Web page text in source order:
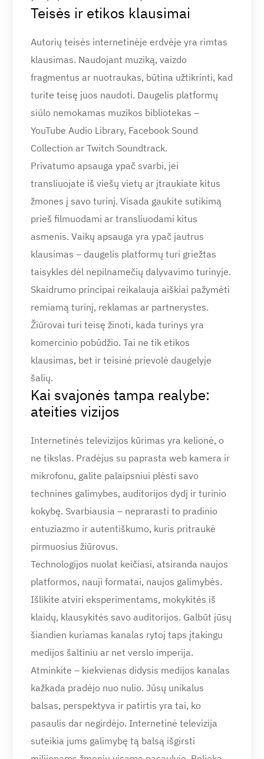
Teisės ir etikos klausimai
Autorių teisės internetinėje erdvėje yra rimtas
klausimas. Naudojant muziką, vaizdo
fragmentus ar nuotraukas, būtina užtikrinti, kad
turite teisę juos naudoti. Daugelis platformų
siūlo nemokamas muzikos bibliotekas –
YouTube Audio Library, Facebook Sound
Collection ar Twitch Soundtrack.
Privatumo apsauga ypač svarbi, jei
transliuojate iš viešų vietų ar įtraukiate kitus
žmones į savo turinį. Visada gaukite sutikimą
prieš filmuodami ar transliuodami kitus
asmenis. Vaikų apsauga yra ypač jautrus
klausimas – daugelis platformų turi griežtas
taisykles dėl nepilnamečių dalyvavimo turinyje.
Skaidrumo principai reikalauja aiškiai pažymėti
remiamą turinį, reklamas ar partnerystes.
Žiūrovai turi teisę žinoti, kada turinys yra
komercinio pobūdžio. Tai ne tik etikos
klausimas, bet ir teisinė prievolė daugelyje
šalių.
Kai svajonės tampa realybe:
ateities vizijos
Internetinės televizijos kūrimas yra kelionė, o
ne tikslas. Pradėjus su paprasta web kamera ir
mikrofonu, galite palaipsniui plėsti savo
technines galimybes, auditorijos dydį ir turinio
kokybę. Svarbiausia – neprarasti to pradinio
entuziazmo ir autentiškumo, kuris pritraukė
pirmuosius žiūrovus.
Technologijos nuolat keičiasi, atsiranda naujos
platformos, nauji formatai, naujos galimybės.
Išlikite atviri eksperimentams, mokykitės iš
klaidų, klausykitės savo auditorijos. Galbūt jūsų
šiandien kuriamas kanalas rytoj taps įtakingu
medijos šaltiniu ar net verslo imperija.
Atminkite – kiekvienas didysis medijos kanalas
kažkada pradėjo nuo nulio. Jūsų unikalus
balsas, perspektyva ir patirtis yra tai, ko
pasaulis dar negirdėjo. Internetinė televizija
suteikia jums galimybę tą balsą išgirsti